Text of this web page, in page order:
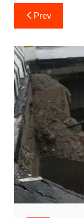
Post
navigation
Prev